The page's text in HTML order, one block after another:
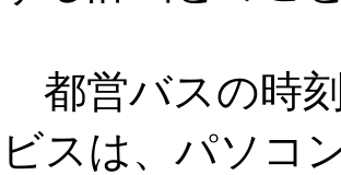
都営バスの時
ビスは、パソコ